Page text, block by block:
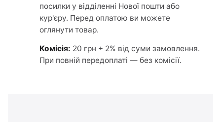
посилки у відділенні Нової пошти або
кур'єру. Перед оплатою ви можете
оглянути товар.
Комісія: 20 грн + 2% від суми замовлення.
При повній передоплаті — без комісії.